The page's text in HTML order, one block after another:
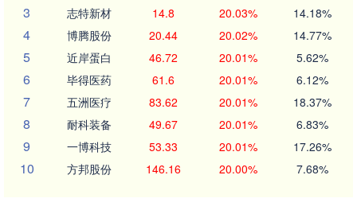
3 志特新材 14.8 20.03% 14.18%
4 博腾股份 20.44 20.02% 14.77%
5 近岸蛋白 46.72 20.01% 5.62%
6 毕得医药 61.6 20.01% 6.12%
7 五洲医疗 83.62 20.01% 18.37%
8 耐科装备 49.67 20.01% 6.83%
9 一博科技 53.33 20.01% 17.26%
10 方邦股份 146.16 20.00% 7.68%